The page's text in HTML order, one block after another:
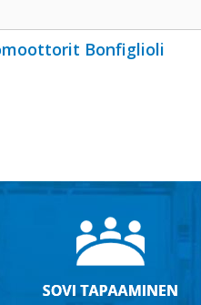
Bonfiglioli